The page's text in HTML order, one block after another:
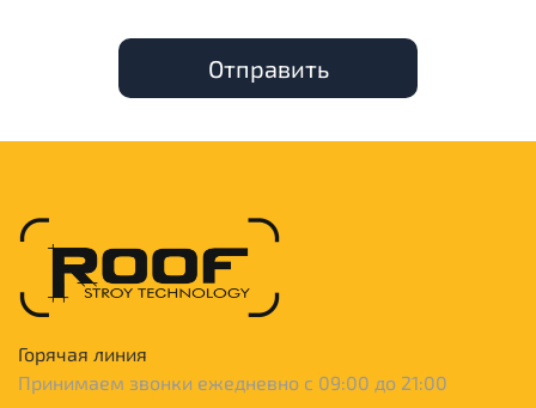
Отправить
Горячая линия
Принимаем звонки ежедневно с 09:00 до 21:00